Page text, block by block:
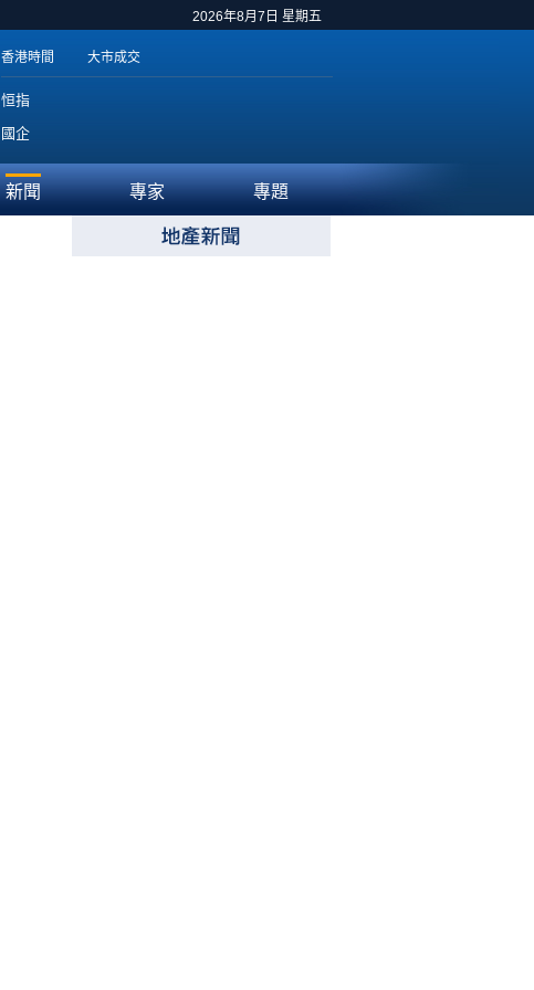
2026年8月7日 星期五
香港時間 大市成交
恒指
國企
新聞 專家 專題